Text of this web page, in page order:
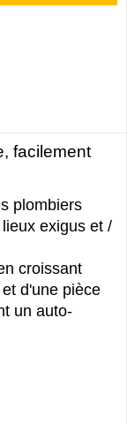
facilement
plombiers
exigus et /
croissant
d'une pièce
un auto-